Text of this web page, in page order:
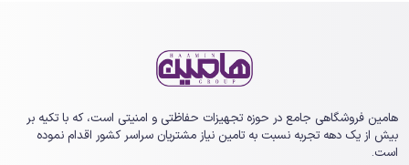
هامین فروشگاهی جامع در حوزه تجهیزات حفاظتی و امنیتی است، که با تکیه بر
بیش از یک ‏دهه تجربه نسبت به تامین نیاز مشتریان سراسر کشور اقدام نموده
است.